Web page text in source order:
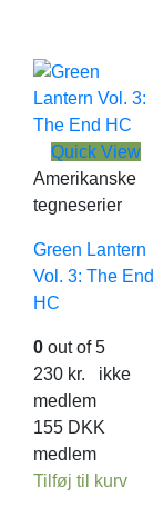
Quick View
Amerikanske
tegneserier
Green Lantern
Vol. 3: The End
HC
0 out of 5
230 kr. ikke
medlem
155 DKK
medlem
Tilføj til kurv